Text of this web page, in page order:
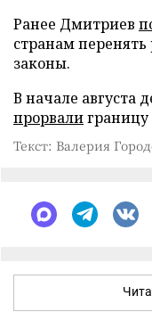
Ранее Дмитриев
странам
законы.
В начале августа
прорвалиграницу
Текст: Валерия